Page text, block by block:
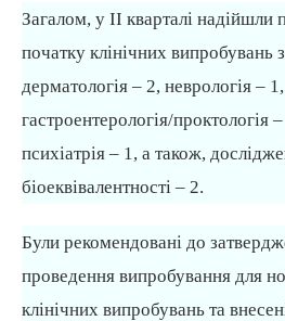
Загалом, у II кварталі надійшли
початку клінічних випробувань
дерматологія – 2, неврологія –
гастроентерологія/проктологія
психіатрія – 1, а також,
біоеквівалентності – 2.
Були рекомендовані до
проведення випробування для
клінічних випробувань та